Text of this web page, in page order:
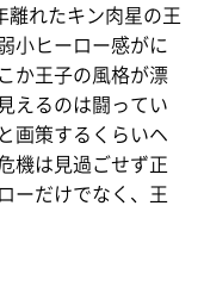
離れたキン肉星の王
小ヒーロー感がに
か王子の風格が漂
えるのは闘ってい
画策するくらいヘ
機は見過ごせず正
ーだけでなく、王